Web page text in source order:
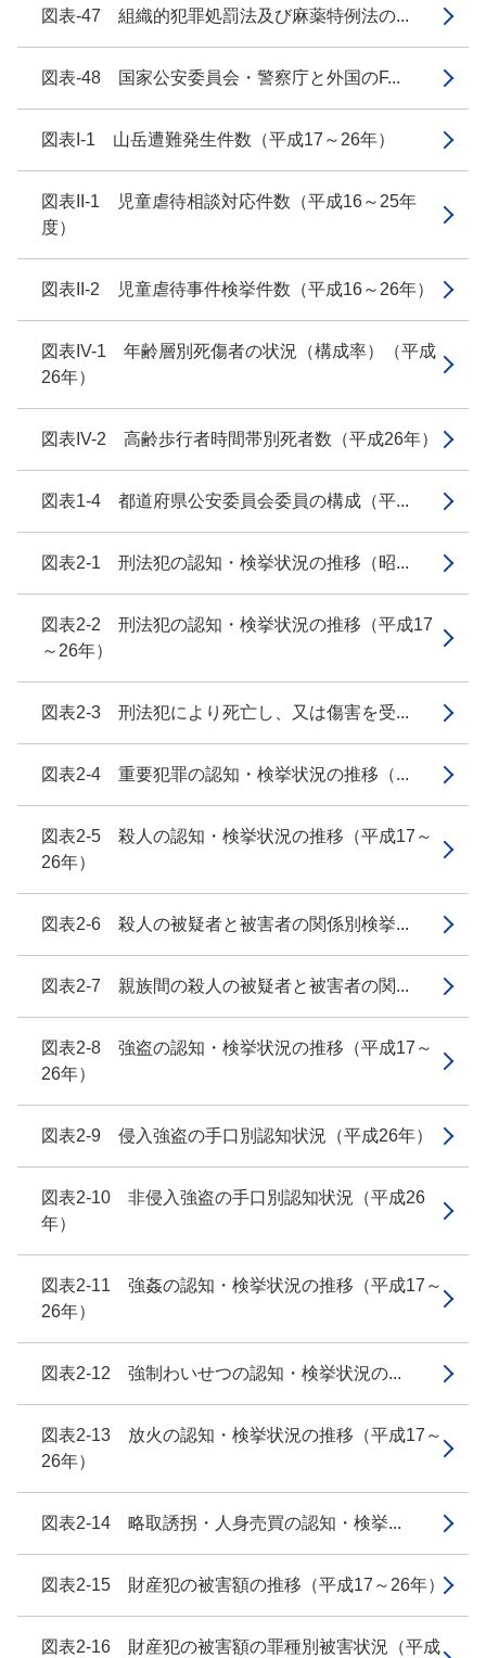
図表-47 組織的犯罪処罰法及び麻薬特例法の...
図表-48 国家公安委員会・警察庁と外国のF...
図表I-1 山岳遭難発生件数（平成17～26年）
図表II-1 児童虐待相談対応件数（平成16～25年
度）
図表II-2 児童虐待事件検挙件数（平成16～26年）
図表IV-1 年齢層別死傷者の状況（構成率）（平成
26年）
図表IV-2 高齢歩行者時間帯別死者数（平成26年）
図表1-4 都道府県公安委員会委員の構成（平...
図表2-1 刑法犯の認知・検挙状況の推移（昭...
図表2-2 刑法犯の認知・検挙状況の推移（平成17
～26年）
図表2-3 刑法犯により死亡し、又は傷害を受...
図表2-4 重要犯罪の認知・検挙状況の推移（...
図表2-5 殺人の認知・検挙状況の推移（平成17～
26年）
図表2-6 殺人の被疑者と被害者の関係別検挙...
図表2-7 親族間の殺人の被疑者と被害者の関...
図表2-8 強盗の認知・検挙状況の推移（平成17～
26年）
図表2-9 侵入強盗の手口別認知状況（平成26年）
図表2-10 非侵入強盗の手口別認知状況（平成26
年）
図表2-11 強姦の認知・検挙状況の推移（平成17～
26年）
図表2-12 強制わいせつの認知・検挙状況の...
図表2-13 放火の認知・検挙状況の推移（平成17～
26年）
図表2-14 略取誘拐・人身売買の認知・検挙...
図表2-15 財産犯の被害額の推移（平成17～26年）
図表2-16 財産犯の被害額の罪種別被害状況（平成